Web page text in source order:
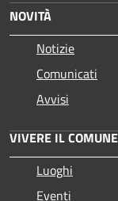
NOVITÀ
Notizie
Comunicati
Avvisi
VIVERE IL COMUNE
Luoghi
Eventi